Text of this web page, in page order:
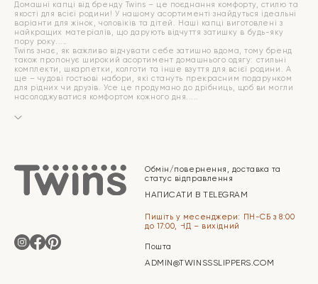
Домашні капці від бренду Twins – це поєднання комфорту, стилю та
якості для всієї родини! У нашому асортименті знайдуться ідеальні
варіанти для жінок, чоловіків та дітей. Наші капці виготовлені з
найкращих матеріалів, що дарують відчуття затишку в будь-яку
пору року.
Twins знає, як важливо відчувати себе затишно вдома, тому бренд
також пропонує широкий асортимент домашнього одягу: стильні
комплекти, шкарпетки, колготи та інше взуття для всієї родини. А
ще – чудові гостьові набори, які стануть прекрасним подарунком
для рідних чи друзів. Усе це продумано до дрібниць, щоб ви могли
насолоджуватися комфортом кожного дня.
Обмін/повернення, доставка та
статус відправлення
НАПИСАТИ В TELEGRAM
Пишіть у месенджери: ПН-СБ з 8:00
до 17:00, НД – вихідний
Пошта
ADMIN@TWINSSSLIPPERS.COM